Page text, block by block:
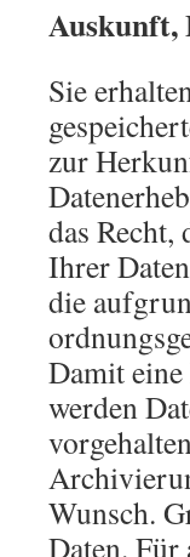
Auskunft,
Sie
zur
das
Ihrer
die
Damit
werden
Wunsch.
Daten.